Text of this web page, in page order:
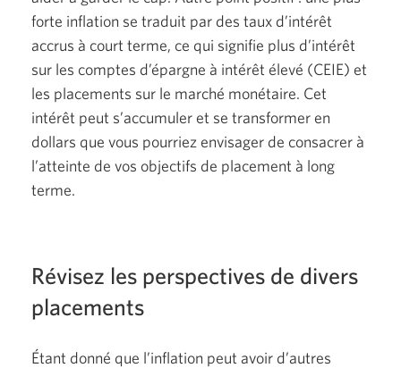
forte inflation se traduit par des taux d’intérêt
accrus à court terme, ce qui signifie plus d’intérêt
sur les comptes d’épargne à intérêt élevé (CEIE) et
les placements sur le marché monétaire. Cet
intérêt peut s’accumuler et se transformer en
dollars que vous pourriez envisager de consacrer à
l’atteinte de vos objectifs de placement à long
terme.
Révisez les perspectives de divers
placements
Étant donné que l’inflation peut avoir d’autres